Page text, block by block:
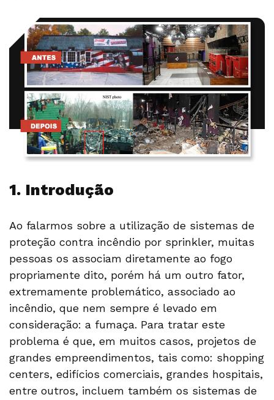
1. Introdução
Ao falarmos sobre a utilização de sistemas de
proteção contra incêndio por sprinkler, muitas
pessoas os associam diretamente ao fogo
propriamente dito, porém há um outro fator,
extremamente problemático, associado ao
incêndio, que nem sempre é levado em
consideração: a fumaça. Para tratar este
problema é que, em muitos casos, projetos de
grandes empreendimentos, tais como: shopping
centers, edifícios comerciais, grandes hospitais,
entre outros, incluem também os sistemas de